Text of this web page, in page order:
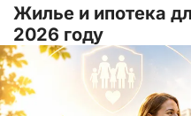
Жилье и ипотека
2026 году